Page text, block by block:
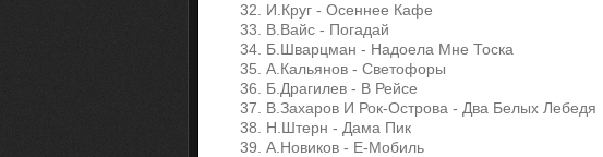
32. И.Круг - Осеннее Кафе
33. В.Вайс - Погадай
34. Б.Шварцман - Надоела Мне Тоска
35. А.Кальянов - Светофоры
36. Б.Драгилев - В Рейсе
37. В.Захаров И Рок-Острова - Два Белых Лебедя
38. Н.Штерн - Дама Пик
39. А.Новиков - Е-Мобиль